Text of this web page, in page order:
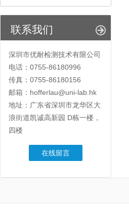
联系我们
深圳市优耐检测技术有限公司
电话：0755-86180996
传真：0755-86180156
邮箱：hofferlau@uni-lab.hk
地址：广东省深圳市龙华区大
浪街道凯诚高新园 D栋一楼，
四楼
在线留言